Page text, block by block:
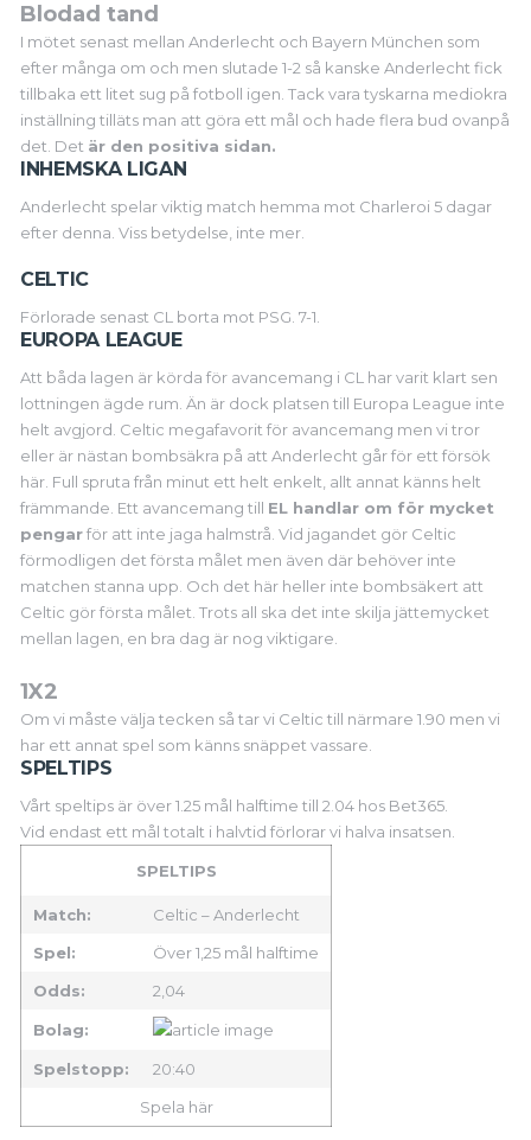
Blodad tand
I mötet senast mellan Anderlecht och Bayern München som
efter många om och men slutade 1-2 så kanske Anderlecht fick
tillbaka ett litet sug på fotboll igen. Tack vara tyskarna mediokra
inställning tilläts man att göra ett mål och hade flera bud ovanpå
det. Det är den positiva sidan.
INHEMSKA LIGAN
Anderlecht spelar viktig match hemma mot Charleroi 5 dagar
efter denna. Viss betydelse, inte mer.
CELTIC
Förlorade senast CL borta mot PSG. 7-1.
EUROPA LEAGUE
Att båda lagen är körda för avancemang i CL har varit klart sen
lottningen ägde rum. Än är dock platsen till Europa League inte
helt avgjord. Celtic megafavorit för avancemang men vi tror
eller är nästan bombsäkra på att Anderlecht går för ett försök
här. Full spruta från minut ett helt enkelt, allt annat känns helt
främmande. Ett avancemang till EL handlar om för mycket
pengarför att inte jaga halmstrå. Vid jagandet gör Celtic
förmodligen det första målet men även där behöver inte
matchen stanna upp. Och det här heller inte bombsäkert att
Celtic gör första målet. Trots all ska det inte skilja jättemycket
mellan lagen, en bra dag är nog viktigare.
1X2
Om vi måste välja tecken så tar vi Celtic till närmare 1.90 men vi
har ett annat spel som känns snäppet vassare.
SPELTIPS
Vårt speltips är över 1.25 mål halftime till 2.04 hos Bet365.
Vid endast ett mål totalt i halvtid förlorar vi halva insatsen.
SPELTIPS
Match:
Celtic – Anderlecht
Spel:
Över 1,25 mål halftime
Odds:
2,04
Bolag:
Spelstopp:
20:40
Spela här